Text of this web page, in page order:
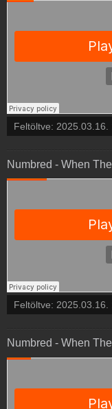
Feltöltve: 2025.03.16.
Numbred - When
Feltöltve: 2025.03.16.
Numbred - When